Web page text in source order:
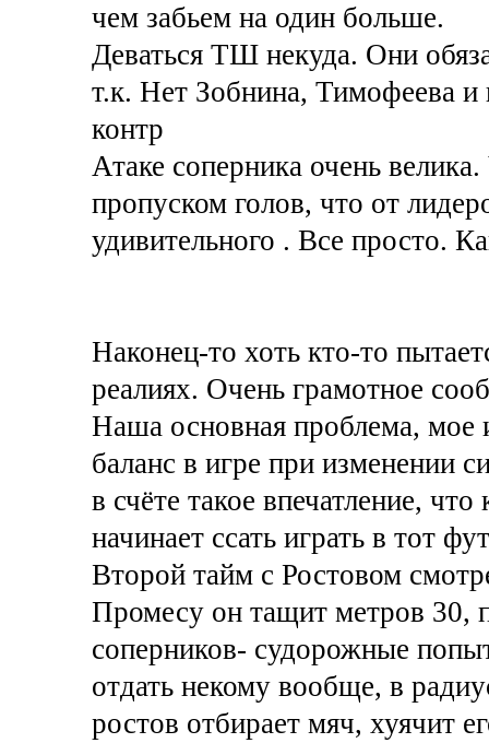
чем забьем на один больше.
Деваться ТШ некуда. Они
т.к. Нет Зобнина, Тимофеева и
контр
Атаке соперника очень
пропуском голов, что от
удивительного . Все просто.
Наконец-то хоть кто-то
реалиях. Очень грамотное
Наша основная проблема,
баланс в игре при изменении
в счёте такое впечатление,
начинает ссать играть в тот
Второй тайм с Ростовом
Промесу он тащит метров 30,
соперников- судорожные
отдать некому вообще, в
ростов отбирает мяч, хуячит